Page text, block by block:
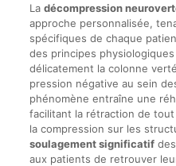
La décompression
approche personnalisée,
spécifiques de chaque
des principes
délicatement la colonne
pression négative au sein
phénomène entraîne une
facilitant la rétraction de
la compression sur les
soulagement significatifdes
aux patients de retrouver